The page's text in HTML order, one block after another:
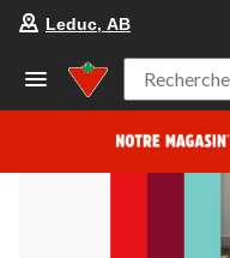
Leduc, AB
Recherche